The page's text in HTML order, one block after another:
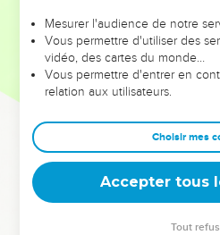
leur foi ou leur vision. Mais on voit
et les saisons difficiles qu'ils ont
sont elles qui les
Dans cette conférence, leaders,
clés pour avancer avec plus de
deviennent vos tremplins. Que
équipe, un groupe ou une
Mesurer l'audience de notre
Vous permettre d'utiliser des
vidéo, des cartes du monde…
Vous permettre d'entrer en
relation aux utilisateurs.
Choisir mes
Accepter tous
Tout